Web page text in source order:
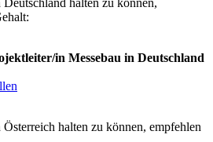
halten zu können,
in Messebau in Deutschland
halten zu können, empfehlen